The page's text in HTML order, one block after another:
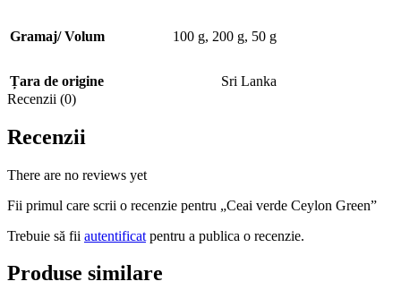
Gramaj/ Volum 100 g, 200 g, 50 g
Țara de origine
Sri Lanka
Recenzii (0)
Recenzii
There are no reviews yet
Fii primul care scrii o recenzie pentru „Ceai verde Ceylon Green”
Trebuie să fii autentificat pentru a publica o recenzie.
Produse similare